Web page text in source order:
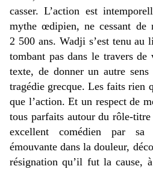
casser. L’action est
mythe œdipien, ne cessant de
2 500 ans. Wadji s’est tenu au
tombant pas dans le travers
texte, de donner un autre
tragédie grecque. Les faits rien
que l’action. Et un respect de
tous parfaits autour du rôle-
excellent comédien par sa
émouvante dans la douleur,
résignation qu’il fut la cause,